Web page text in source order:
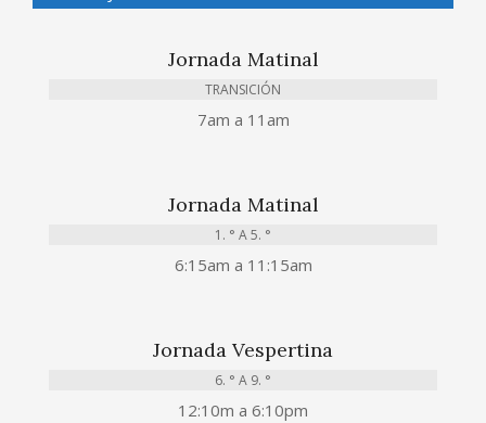
Jornada Matinal
TRANSICIÓN
7am a 11am
Jornada Matinal
1. ° A 5. °
6:15am a 11:15am
Jornada Vespertina
6. ° A 9. °
12:10m a 6:10pm